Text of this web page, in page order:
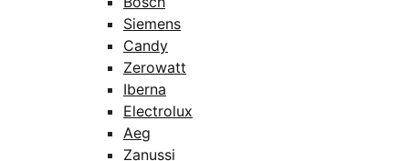
Siemens
Candy
Zerowatt
Iberna
Electrolux
Aeg
Zanussi